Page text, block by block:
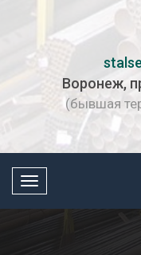
Воронеж,
(бывшая
Toggle